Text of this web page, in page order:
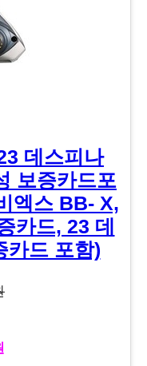
데스피나
보증카드포
엑스 BB- X,
카드, 23 데
카드 포함)